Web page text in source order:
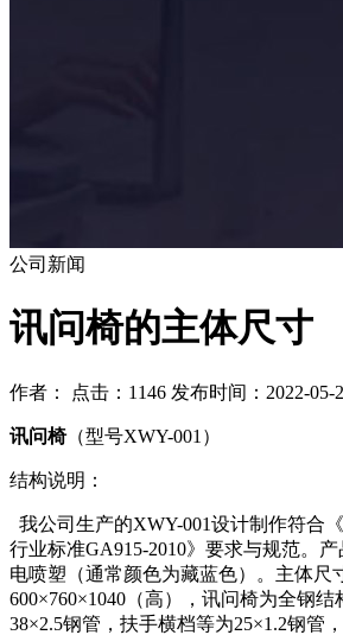
公司新闻
讯问椅的主体尺寸
作者： 点击：1146 发布时间：2022-05-
讯问椅（型号XWY-001）
结构说明：
我公司生产的XWY-001设计制作符合
行业标准GA915-2010》要求与规范。
电喷塑（通常颜色为藏蓝色）。主体尺
600×760×1040（高），讯问椅为全钢
38×2.5钢管，扶手横档等为25×1.2钢管